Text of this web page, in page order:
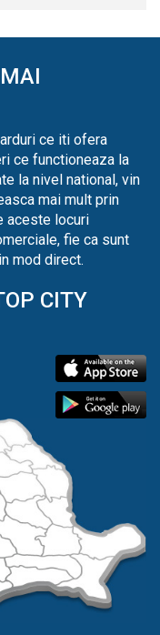
ce iti ofera
ce functioneaza la
la nivel national, vin
mai mult prin
aceste locuri
fie ca sunt
mod direct.
CITY